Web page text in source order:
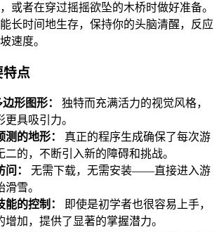
或者在穿过摇摇欲坠的木桥时做好准备。
长时间地生存，保持你的头脑清醒，反应
速度。
特点
形图形：
独特而充满活力的视觉风格，
具吸引力。
的地形：
真正的程序生成确保了每次游
二的，不断引入新的障碍和挑战。
：
无需下载，无需安装——直接进入游
雪。
的控制：
即使是初学者也很容易上手，
增加，提供了显著的掌握潜力。